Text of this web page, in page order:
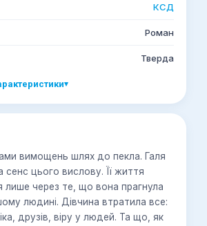
КСД
Роман
Тверда
▾
вимощень шлях до пекла. Галя
сенс цього вислову. Її життя
лише через те, що вона прагнула
людині. Дівчина втратила все:
друзів, віру у людей. Та що, як